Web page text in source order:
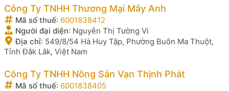
Công Ty TNHH Thương Mại Mây Anh
Mã số thuế: 6001838412
Người đại diện: Nguyễn Thị Tường Vi
Địa chỉ: 549/8/54 Hà Huy Tập, Phường Buôn Ma Thuột,
Tỉnh Đắk Lắk, Việt Nam
Công Ty TNHH Nông Sản Vạn Thịnh Phát
Mã số thuế: 6001838405